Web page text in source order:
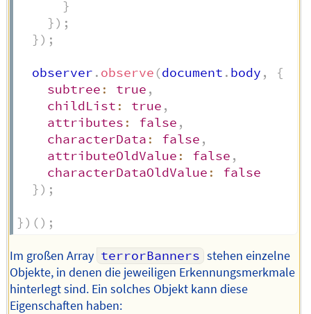
}
}) ;
}) ;
  observer
. observe (document . body ,
{
subtree : true ,
childList : true ,
attributes : false ,
characterData : false ,
attributeOldValue : false ,
characterDataOldValue :
false
}) ;
}) () ;
Im großen Array terrorBanners stehen einzelne
Objekte, in denen die jeweiligen Erkennungsmerkmale
hinterlegt sind. Ein solches Objekt kann diese
Eigenschaften haben: